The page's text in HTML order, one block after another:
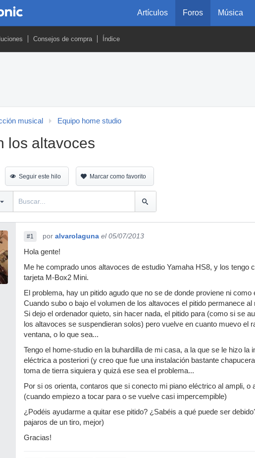
Artículos Foros Música
Consejos de compra Índice
musical Equipo home studio
los altavoces
Seguir este hilo Marcar como favorito
#1 por alvarolaguna el 05/07/2013
Hola gente!
Me he comprado unos altavoces de estudio Yamaha HS8, y los tengo
tarjeta M-Box2 Mini.
El problema, hay un pitido agudo que no se de donde proviene ni como
Cuando subo o bajo el volumen de los altavoces el pitido permanece
Si dejo el ordenador quieto, sin hacer nada, el pitido para (como si se
los altavoces se suspendieran solos) pero vuelve en cuanto muevo el
ventana, o lo que sea...
Tengo el home-studio en la buhardilla de mi casa, a la que se le hizo la
eléctrica a posteriori (y creo que fue una instalación bastante
toma de tierra siquiera y quizá ese sea el problema...
Por si os orienta, contaros que si conecto mi piano eléctrico al ampli,
(cuando empiezo a tocar para o se vuelve casi impercempible)
¿Podéis ayudarme a quitar ese pitido? ¿Sabéis a qué puede ser
pajaros de un tiro, mejor)
Gracias!